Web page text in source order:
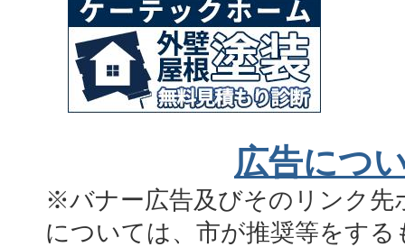
広告につ
※バナー広告及びそのリンク先
については、市が推奨等をす